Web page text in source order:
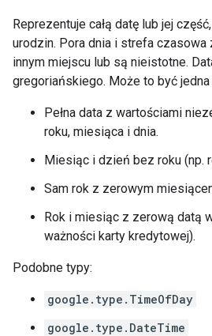
Reprezentuje całą datę lub jej
urodzin. Pora dnia i strefa czasowa
innym miejscu lub są nieistotne.
gregoriańskiego. Może to być
Pełna data z wartościami
roku, miesiąca i dnia.
Miesiąc i dzień bez roku (np.
Sam rok z zerowym
Rok i miesiąc z zerową datą
ważności karty kredytowej).
Podobne typy:
google.type.TimeOfDay
google.type.DateTime